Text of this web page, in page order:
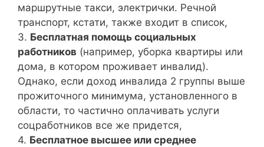
маршрутные такси, электрички. Речной
транспорт, кстати, также входит в список,
3. Бесплатная помощь социальных
работников (например, уборка квартиры или
дома, в котором проживает инвалид).
Однако, если доход инвалида 2 группы выше
прожиточного минимума, установленного в
области, то частично оплачивать услуги
соцработников все же придется,
4. Бесплатное высшее или среднее